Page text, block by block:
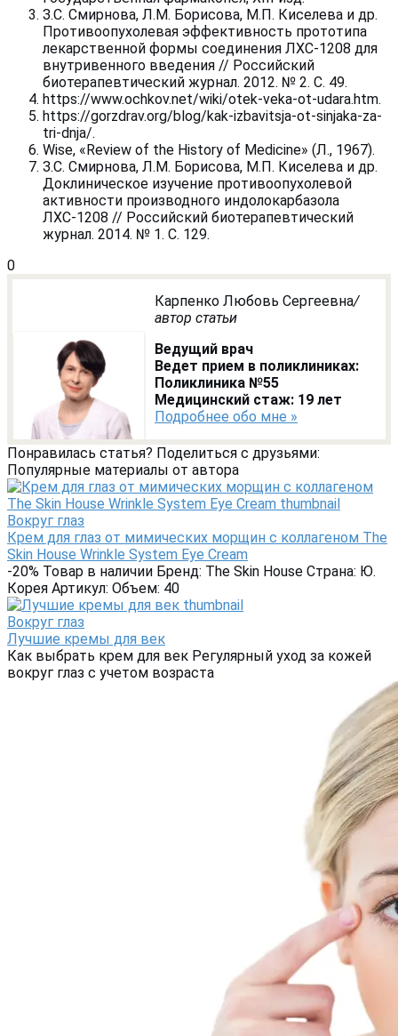
З.С. Смирнова, Л.М. Борисова, М.П. Киселева и др.
Противоопухолевая эффективность прототипа
лекарственной формы соединения ЛХС-1208 для
внутривенного введения // Российский
биотерапевтический журнал. 2012. № 2. С. 49.
https://www.ochkov.net/wiki/otek-veka-ot-udara.htm.
https://gorzdrav.org/blog/kak-izbavitsja-ot-sinjaka-za-
tri-dnja/.
Wise, «Review of the History of Medicine» (Л., 1967).
З.С. Смирнова, Л.М. Борисова, М.П. Киселева и др.
Доклиническое изучение противоопухолевой
активности производного индолокарбазола
ЛХС-1208 // Российский биотерапевтический
журнал. 2014. № 1. С. 129.
0
Карпенко Любовь Сергеевна/
автор статьи
Ведущий врач
Ведет прием в поликлиниках:
Поликлиника №55
Медицинский стаж: 19 лет
Подробнее обо мне »
Понравилась статья? Поделиться с друзьями:
Популярные материалы от автора
Вокруг глаз
Крем для глаз от мимических морщин с коллагеном The
Skin House Wrinkle System Eye Cream
-20% Товар в наличии Бренд: The Skin House Страна: Ю.
Корея Артикул: Объем: 40
Вокруг глаз
Лучшие кремы для век
Как выбрать крем для век Регулярный уход за кожей
вокруг глаз с учетом возраста